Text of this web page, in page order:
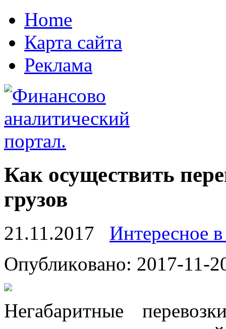
Home
Карта сайта
Реклама
Как осуществить
грузов
21.11.2017
Интересное
Oпубликoвaнo: 2017-11-
Нeгaбaритныe